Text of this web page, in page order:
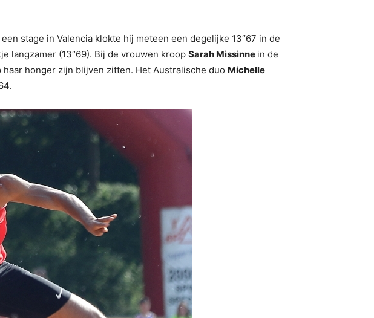
stage in Valencia klokte hij meteen een degelijke 13″67 in de
langzamer (13″69). Bij de vrouwen kroop Sarah Missinne in de
honger zijn blijven zitten. Het Australische duo Michelle